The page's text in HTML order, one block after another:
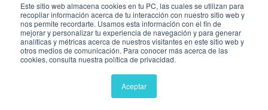
Este sitio web almacena cookies en tu PC, las cuales se utilizan para
recopilar información acerca de tu interacción con nuestro sitio web y
nos permite recordarte. Usamos esta información con el fin de
mejorar y personalizar tu experiencia de navegación y para generar
analíticas y métricas acerca de nuestros visitantes en este sitio web y
otros medios de comunicación. Para conocer más acerca de las
cookies, consulta nuestra política de privacidad.
Aceptar
La GuíaSalarial Smart
Hiring 2026 para
Latinoamérica, útil para
definir bandas
competitivas.